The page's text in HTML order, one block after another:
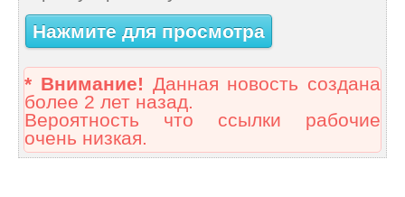
Нажмите для просмотра
* Внимание! Данная новость создана
более 2 лет назад.
Вероятность что ссылки рабочие
очень низкая.